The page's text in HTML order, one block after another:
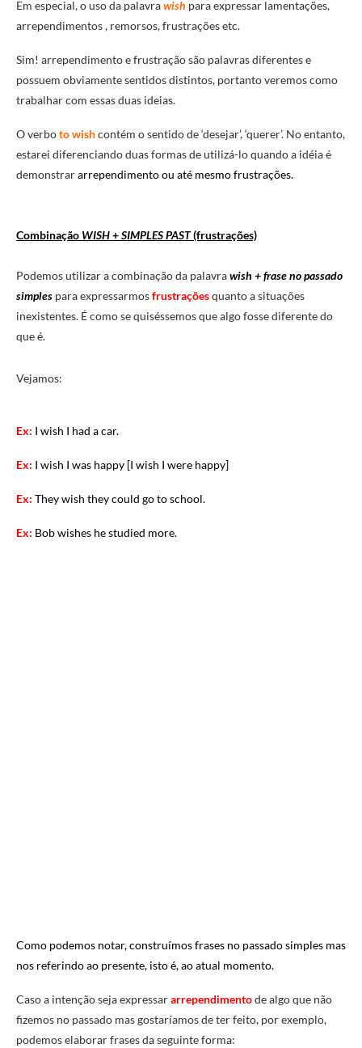
Em especial, o uso da palavrawish para expressar lamentações,
arrependimentos , remorsos, frustrações etc.
Sim! arrependimento e frustração são palavras diferentes e
possuem obviamente sentidos distintos, portanto veremos como
trabalhar com essas duas ideias.
O verboto wishcontém o sentido de ‘desejar’, ‘querer’. No entanto,
estarei diferenciando duas formas de utilizá-lo quando a idéia é
demonstrararrependimento ou até mesmo frustrações.
Combinação WISH+SIMPLES PAST(frustrações)
Podemos utilizar a combinação da palavrawish + frase no passado
simples para expressarmosfrustraçõesquanto a situações
inexistentes. É como se quiséssemos que algo fosse diferente do
que é.
Vejamos:
Ex: I wish I had a car.
Ex: I wish I was happy [I wish I were happy]
Ex: They wish they could go to school.
Ex: Bob wishes he studied more.
Como podemos notar,construímos frases no passado simples mas
nos referindo ao presente, isto é, ao atual momento.
Caso a intenção seja expressararrependimentode algo que não
fizemos no passado mas gostaríamos de ter feito, por exemplo,
podemos elaborar frases da seguinte forma: